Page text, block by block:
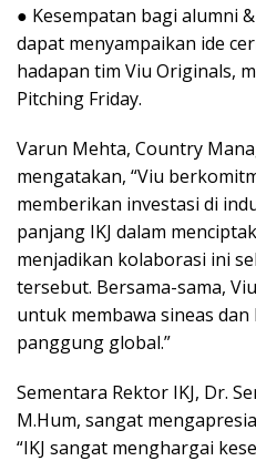
● Kesempatan bagi alumni
dapat menyampaikan ide
hadapan tim Viu Originals,
Pitching Friday.
Varun Mehta, Country
mengatakan, “Viu
memberikan investasi di
panjang IKJ dalam
menjadikan kolaborasi ini
tersebut. Bersama-sama,
untuk membawa sineas
panggung global.”
Sementara Rektor IKJ, Dr.
M.Hum, sangat
“IKJ sangat menghargai